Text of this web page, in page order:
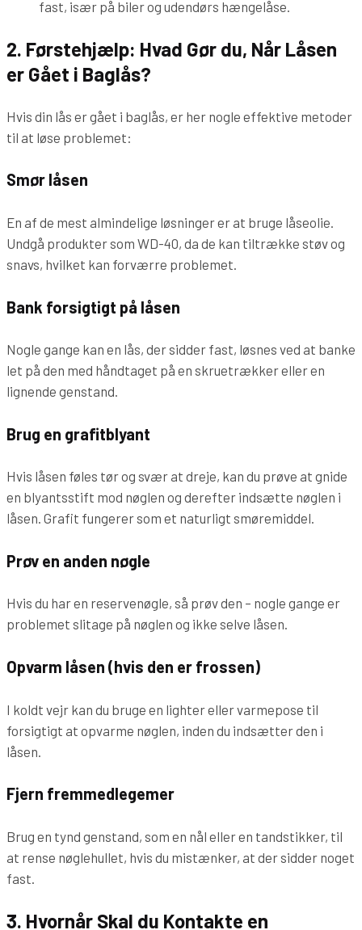
fast, især på biler og udendørs hængelåse.
2. Førstehjælp: Hvad Gør du, Når Låsen
er Gået i Baglås?
Hvis din lås er gået i baglås, er her nogle effektive metoder
til at løse problemet:
Smør låsen
En af de mest almindelige løsninger er at bruge låseolie.
Undgå produkter som WD-40, da de kan tiltrække støv og
snavs, hvilket kan forværre problemet.
Bank forsigtigt på låsen
Nogle gange kan en lås, der sidder fast, løsnes ved at banke
let på den med håndtaget på en skruetrækker eller en
lignende genstand.
Brug en grafitblyant
Hvis låsen føles tør og svær at dreje, kan du prøve at gnide
en blyantsstift mod nøglen og derefter indsætte nøglen i
låsen. Grafit fungerer som et naturligt smøremiddel.
Prøv en anden nøgle
Hvis du har en reservenøgle, så prøv den – nogle gange er
problemet slitage på nøglen og ikke selve låsen.
Opvarm låsen (hvis den er frossen)
I koldt vejr kan du bruge en lighter eller varmepose til
forsigtigt at opvarme nøglen, inden du indsætter den i
låsen.
Fjern fremmedlegemer
Brug en tynd genstand, som en nål eller en tandstikker, til
at rense nøglehullet, hvis du mistænker, at der sidder noget
fast.
3. Hvornår Skal du Kontakte en